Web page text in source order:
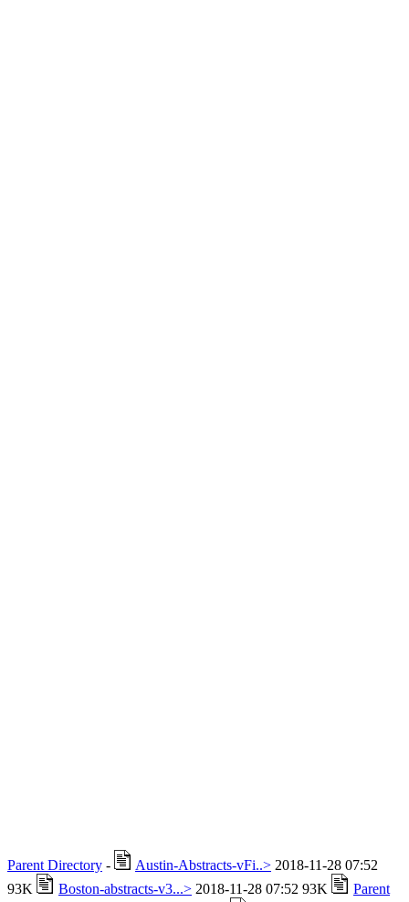
Parent Directory - Austin-Abstracts-vFi..> 2018-11-28 07:52
93K
Boston-abstracts-v3...> 2018-11-28 07:52 93K
Parent